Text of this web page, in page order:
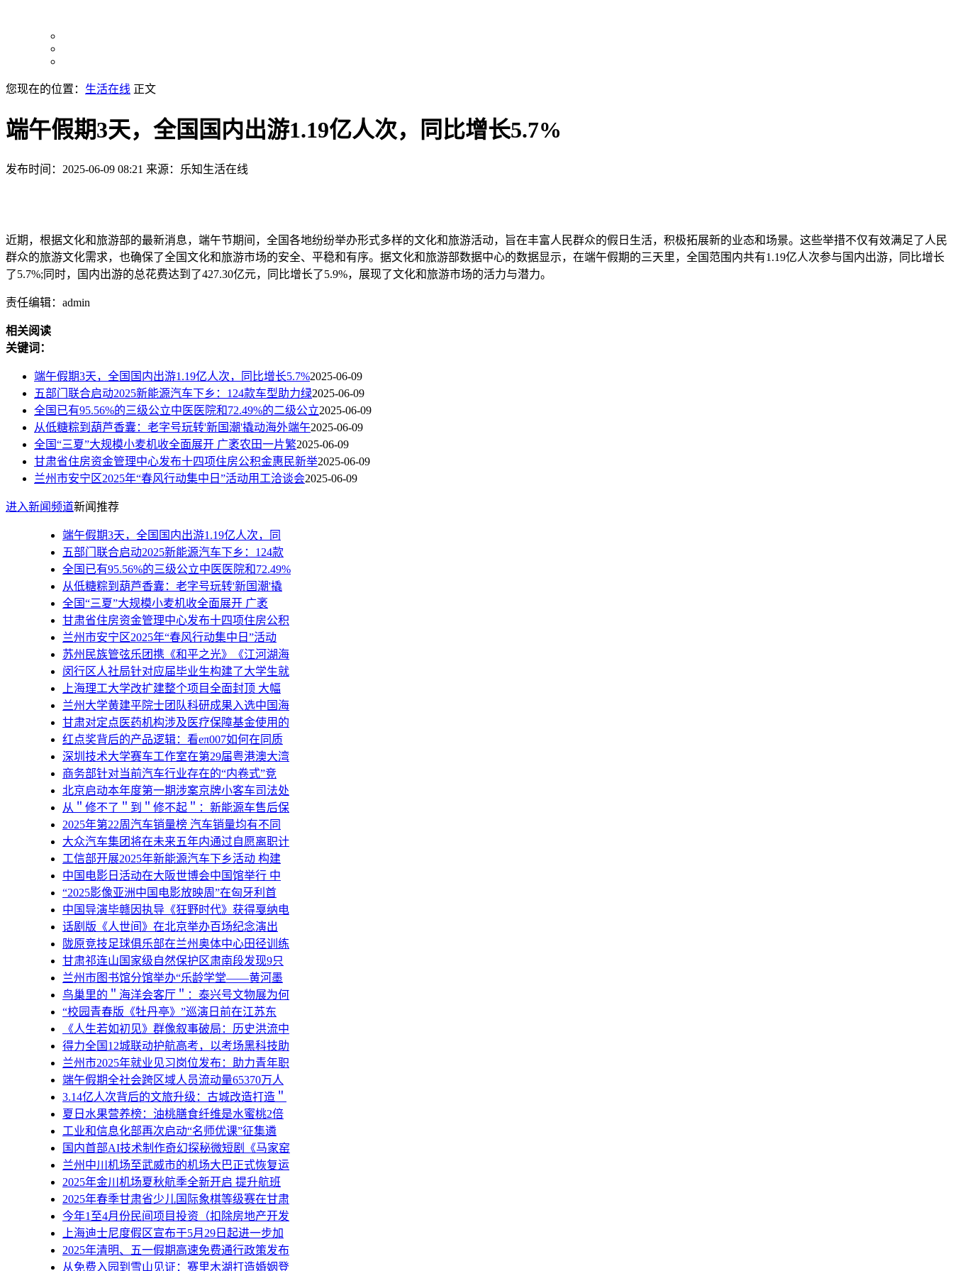
您现在的位置： 生活在线 正文
端午假期3天，全国国内出游1.19亿人次，同比增长5.7%
发布时间：2025-06-09 08:21 来源：乐知生活在线
近期，根据文化和旅游部的最新消息，端午节期间，全国各地纷纷举办形式多样的文化和旅游活动，旨在丰富人民群众的假日生活，积极拓展新的业态和场景。这些举措不仅有效满足了人民
群众的旅游文化需求，也确保了全国文化和旅游市场的安全、平稳和有序。据文化和旅游部数据中心的数据显示，在端午假期的三天里，全国范围内共有1.19亿人次参与国内出游，同比增长
了5.7%;同时，国内出游的总花费达到了427.30亿元，同比增长了5.9%，展现了文化和旅游市场的活力与潜力。
责任编辑：admin
相关阅读
关键词：
端午假期3天，全国国内出游1.19亿人次，同比增长5.7%2025-06-09
五部门联合启动2025新能源汽车下乡：124款车型助力绿2025-06-09
全国已有95.56%的三级公立中医医院和72.49%的二级公立2025-06-09
从低糖粽到葫芦香囊：老字号玩转'新国潮'撬动海外端午2025-06-09
全国“三夏”大规模小麦机收全面展开 广袤农田一片繁2025-06-09
甘肃省住房资金管理中心发布十四项住房公积金惠民新举2025-06-09
兰州市安宁区2025年“春风行动集中日”活动用工洽谈会2025-06-09
进入新闻频道新闻推荐
端午假期3天，全国国内出游1.19亿人次，同
五部门联合启动2025新能源汽车下乡：124款
全国已有95.56%的三级公立中医医院和72.49%
从低糖粽到葫芦香囊：老字号玩转'新国潮'撬
全国“三夏”大规模小麦机收全面展开 广袤
甘肃省住房资金管理中心发布十四项住房公积
兰州市安宁区2025年“春风行动集中日”活动
苏州民族管弦乐团携《和平之光》《江河湖海
闵行区人社局针对应届毕业生构建了大学生就
上海理工大学改扩建整个项目全面封顶 大幅
兰州大学黄建平院士团队科研成果入选中国海
甘肃对定点医药机构涉及医疗保障基金使用的
红点奖背后的产品逻辑：看eπ007如何在同质
深圳技术大学赛车工作室在第29届粤港澳大湾
商务部针对当前汽车行业存在的“内卷式”竞
北京启动本年度第一期涉案京牌小客车司法处
从＂修不了＂到＂修不起＂：新能源车售后保
2025年第22周汽车销量榜 汽车销量均有不同
大众汽车集团将在未来五年内通过自愿离职计
工信部开展2025年新能源汽车下乡活动 构建
中国电影日活动在大阪世博会中国馆举行 中
“2025影像亚洲中国电影放映周”在匈牙利首
中国导演毕赣因执导《狂野时代》获得戛纳电
话剧版《人世间》在北京举办百场纪念演出
陇原竞技足球俱乐部在兰州奥体中心田径训练
甘肃祁连山国家级自然保护区肃南段发现9只
兰州市图书馆分馆举办“乐龄学堂——黄河墨
鸟巢里的＂海洋会客厅＂：泰兴号文物展为何
“校园青春版《牡丹亭》”巡演日前在江苏东
《人生若如初见》群像叙事破局：历史洪流中
得力全国12城联动护航高考，以考场黑科技助
兰州市2025年就业见习岗位发布：助力青年职
端午假期全社会跨区域人员流动量65370万人
3.14亿人次背后的文旅升级：古城改造打造＂
夏日水果营养榜：油桃膳食纤维是水蜜桃2倍
工业和信息化部再次启动“名师优课”征集遴
国内首部AI技术制作奇幻探秘微短剧《马家窑
兰州中川机场至武威市的机场大巴正式恢复运
2025年金川机场夏秋航季全新开启 提升航班
2025年春季甘肃省少儿国际象棋等级赛在甘肃
今年1至4月份民间项目投资（扣除房地产开发
上海迪士尼度假区宣布于5月29日起进一步加
2025年清明、五一假期高速免费通行政策发布
从免费入园到雪山见证：赛里木湖打造婚姻登